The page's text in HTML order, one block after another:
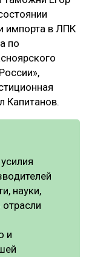
импорта в ЛПК
по
Капитанов.
науки,
и